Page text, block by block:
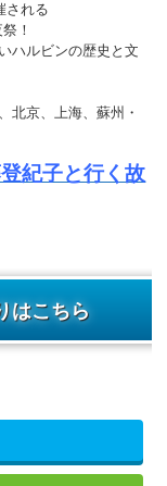
される
！
ハルビンの歴史と文
北京、上海、蘇州・
紀子と行く故
はこちら